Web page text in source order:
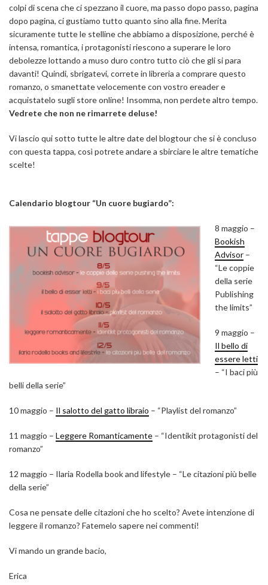
colpi di scena che ci spezzano il cuore, ma passo dopo passo, pagina
dopo pagina, ci gustiamo tutto quanto sino alla fine. Merita
sicuramente tutte le stelline che abbiamo a disposizione, perché è
intensa, romantica, i protagonisti riescono a superare le loro
debolezze lottando a muso duro contro tutto ciò che gli si para
davanti! Quindi, sbrigatevi, correte in libreria a comprare questo
romanzo, o smanettate velocemente con vostro ereader e
acquistatelo sugli store online! Insomma, non perdete altro tempo.
Vedrete che non ne rimarrete deluse!
Vi lascio qui sotto tutte le altre date del blogtour che si è concluso
con questa tappa, così potrete andare a sbirciare le altre tematiche
scelte!
Calendario blogtour “Un cuore bugiardo”:
8 maggio –
Bookish
Advisor –
“Le coppie
della serie
Publishing
the limits”
9 maggio –
Il bello di
essere letti
– “I baci più
belli della serie”
10 maggio – Il salotto del gatto libraio – “Playlist del romanzo”
11 maggio – Leggere Romanticamente – “Identikit protagonisti del
romanzo”
12 maggio – Ilaria Rodella book and lifestyle – “Le citazioni più belle
della serie”
Cosa ne pensate delle citazioni che ho scelto? Avete intenzione di
leggere il romanzo? Fatemelo sapere nei commenti!
Vi mando un grande bacio,
Erica